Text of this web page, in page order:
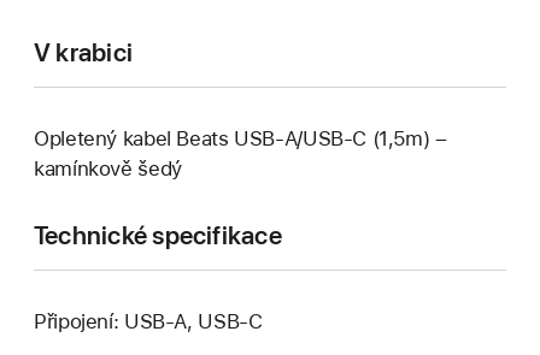
V krabici
Opletený kabel Beats USB‑A/USB‑C (1,5m) –
kamínkově šedý
Technické specifikace
Připojení: USB-A, USB‑C